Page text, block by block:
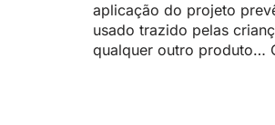
aplicação do projeto
usado trazido pelas
qualquer outro produto…